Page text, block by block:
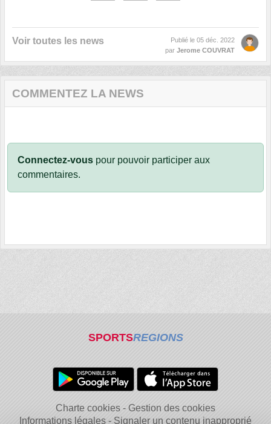
Voir toutes les news Publié le 05 déc. 2022
par Jerome COUVRAT
COMMENTEZ LA NEWS
Connectez-vous pour pouvoir participer aux
commentaires.
SPORTSREGIONS
Charte cookies
Gestion des cookies
Informations légales
Signaler un contenu inapproprié